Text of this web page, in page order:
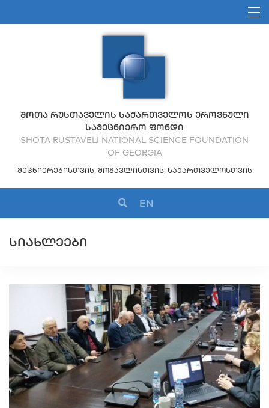
ᲨᲝᲗᲐ ᲠᲣᲡᲗᲐᲕᲔᲚᲘᲡ ᲡᲐᲥᲐᲠᲗᲕᲔᲚᲝᲡ ᲔᲠᲝᲕᲜᲣᲚᲘ
ᲡᲐᲛᲔᲪᲜᲘᲔᲠᲝ ᲤᲝᲜᲓᲘ
SHOTA RUSTAVELI NATIONAL SCIENCE FOUNDATION
OF GEORGIA
ᲛᲔᲪᲜᲘᲔᲠᲔᲑᲘᲡᲗᲕᲘᲡ, ᲛᲝᲛᲐᲕᲚᲘᲡᲗᲕᲘᲡ, ᲡᲐᲥᲐᲠᲗᲕᲔᲚᲝᲡᲗᲕᲘᲡ
EN
ᲡᲘᲐᲮᲚᲔᲔᲑᲘ